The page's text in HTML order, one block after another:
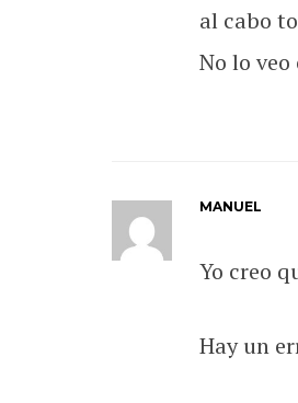
al cabo
No lo
MANUEL
Yo creo
Hay un